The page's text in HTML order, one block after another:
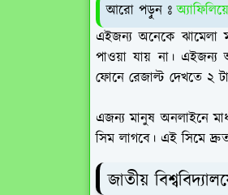
আরো পড়ুন
এইজন্য অনেকে ঝামেলা
পাওয়া যায় না। এইজন্য
ফোনে রেজাল্ট দেখতে ২
এজন্য মানুষ অনলাইনে
সিম লাগবে। এই সিমে
জাতীয়